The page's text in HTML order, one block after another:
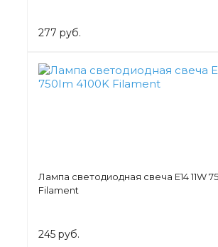
277 руб.
Лампа светодиодная свеча Е14 11W
Filament
245 руб.